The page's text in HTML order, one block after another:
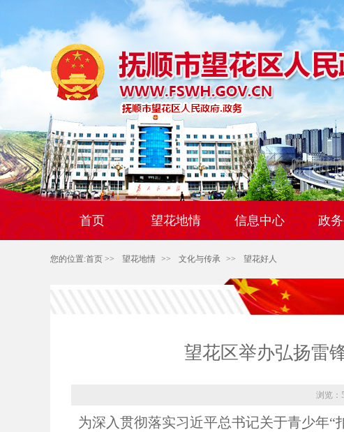
首页 望花地情 信息中心 政
您的位置:首页 >> 望花地情 >> 文化与传承 >> 望花好人
望花区举办弘扬雷
浏览：
为深入贯彻落实习近平总书记关于青少年“